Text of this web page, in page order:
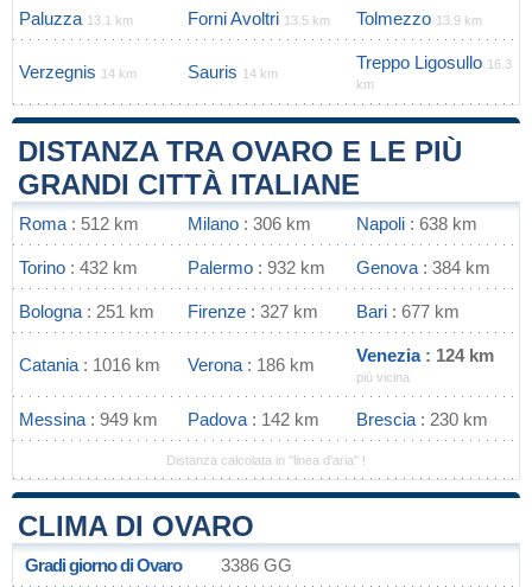
Paluzza 13.1 km Forni Avoltri 13.5 km Tolmezzo 13.9 km
Verzegnis 14 km Sauris 14 km
Treppo Ligosullo 16.3
km
DISTANZA TRA OVARO E LE PIÙ
GRANDI CITTÀ ITALIANE
Roma : 512 km Milano : 306 km Napoli : 638 km
Torino : 432 km Palermo : 932 km Genova : 384 km
Bologna : 251 km Firenze : 327 km Bari : 677 km
Catania : 1016 km Verona : 186 km Venezia: 124 km
più vicina
Messina : 949 km Padova : 142 km Brescia : 230 km
Distanza calcolata in "linea d'aria" !
CLIMA DI OVARO
Gradi giorno di Ovaro 3386 GG